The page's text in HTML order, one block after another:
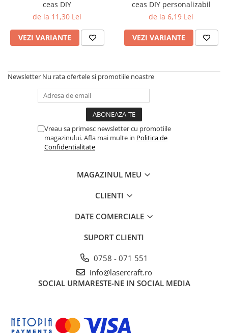
ceas DIY
de la 11,30 Lei
VEZI VARIANTE
ceas DIY personalizabil
de la 6,19 Lei
VEZI VARIANTE
Newsletter Nu rata ofertele si promotiile noastre
Vreau sa primesc newsletter cu promotiile
magazinului. Afla mai multe in Politica de
Confidentialitate
MAGAZINUL MEU
CLIENTI
DATE COMERCIALE
SUPORT CLIENTI
0758 - 071 551
info@lasercraft.ro
SOCIAL URMARESTE-NE IN SOCIAL MEDIA